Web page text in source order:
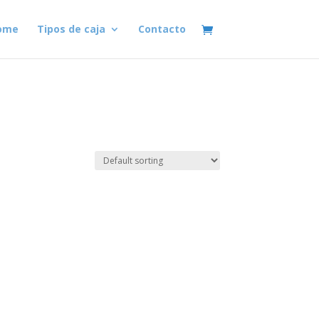
Tipos de caja Contacto